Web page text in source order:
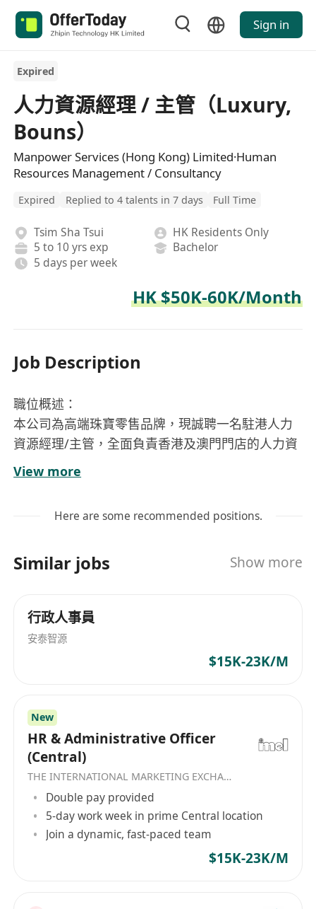
Sign in
Expired
人力資源經理 / 主管（Luxury,
Bouns）
Manpower Services (Hong Kong) Limited·Human
Resources Management / Consultancy
Expired Replied to 4 talents in 7 days Full Time
Tsim Sha Tsui
HK Residents Only
5 to 10 yrs exp
Bachelor
5 days per week
HK $50K-60K/Month
Job Description
職位概述：
本公司為高端珠寶零售品牌，現誠聘一名駐港人力
資源經理/主管，全面負責香港及澳門門店的人力資
源管理及行政工作。此崗位屬於前線零售業務的核
心支持角色，需兼具人力資源專業能力與細緻執行
主要職責：
負責香港及澳門門店之全盤人力資源管理工作；
程管理；
處理員工關係事宜，提供專業建議並維持良好團
負責薪酬計算及發放（需熟悉香港勞工法例及相
關合規要求）。
二、行政及營運支持
提供門店日常行政支援；
協調內外部溝通，確保政策及流程有效落實；
協助優化人力資源制度及內部流程；
處理其他與人力資源及行政相關之事務。
View more
Here are some recommended positions.
Similar jobs Show more
行政人事員
安泰智源
$15K-23K/M
New
HR & Administrative Officer
(Central)
THE INTERNATIONAL MARKETING EXCHANGE LIMITED
Double pay provided
5-day work week in prime Central location
Join a dynamic, fast-paced team
$15K-23K/M